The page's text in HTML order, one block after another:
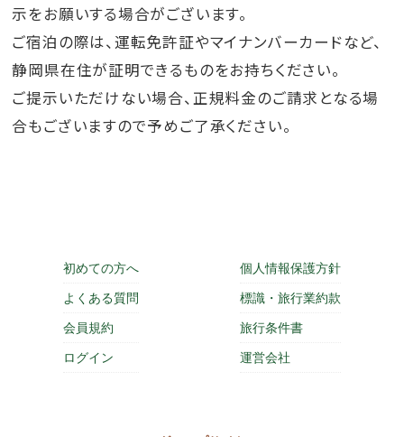
示をお願いする場合がございます。
ご宿泊の際は、運転免許証やマイナンバーカードなど、
静岡県在住が証明できるものをお持ちください。
ご提示いただけない場合、正規料金のご請求となる場
合もございますので予めご了承ください。
初めての方へ
よくある質問
会員規約
ログイン
個人情報保護方針
標識・旅行業約款
旅行条件書
運営会社